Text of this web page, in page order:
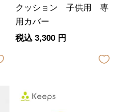
クッション 子供用 専
用カバー
税込 3,300円